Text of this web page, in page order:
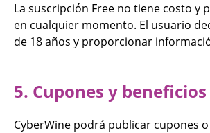
La suscripción Free no tiene costo y
en cualquier momento. El usuario
de 18 años y proporcionar
5. Cupones y beneficios
CyberWine podrá publicar cupones